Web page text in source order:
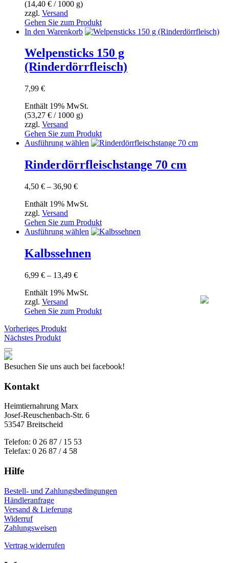
4,10 €3,60 €.
(14,40 € / 1000 g)
zzgl. Versand
Gehen Sie zum Produkt
In den Warenkorb
Welpensticks 150 g
(Rinderdörrfleisch)
7,99 €
Enthält 19% MwSt.
(53,27 € / 1000 g)
zzgl. Versand
Gehen Sie zum Produkt
Ausführung wählen Dieses
weist
mehrere
auf
der
werden
Rinderdörrfleischstange 70 cm
4,50 € – 36,90 €Preisspanne:
bis
Enthält 19% MwSt.
zzgl. Versand
Gehen Sie zum Produkt
Ausführung wählen Dieses
mehrere
auf
Kalbssehnen
6,99 € – 13,49 €Preisspanne:
bis
Enthält 19% MwSt.
zzgl. Versand
Gehen Sie zum Produkt
Vorheriges Produkt
Nächstes Produkt
Besuchen Sie uns auch bei facebook!
Kontakt
Heimtiernahrung Marx
Josef-Reuschenbach-Str. 6
53547 Breitscheid
Telefon: 0 26 87 / 15 53
Telefax: 0 26 87 / 4 58
Hilfe
Bestell- und Zahlungsbedingungen
Händleranfrage
Versand & Lieferung
Widerruf
Zahlungsweisen
Vertrag widerrufen